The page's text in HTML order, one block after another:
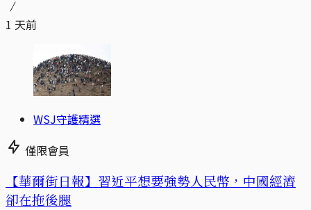
1 天前
WSJ守護精選
僅限會員
【華爾街日報】習近平想要強勢人民幣，中國經濟
卻在拖後腿